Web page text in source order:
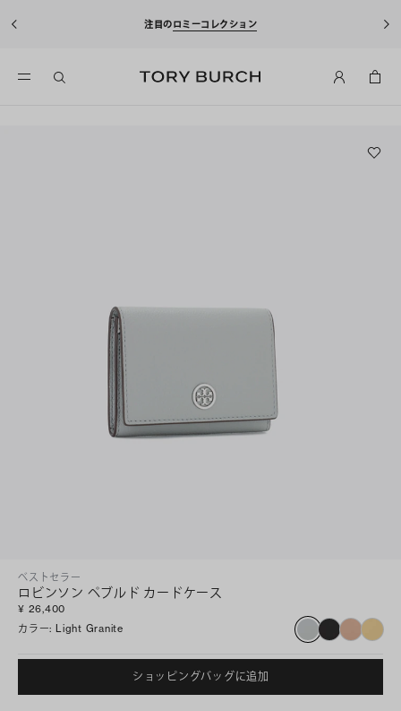
ロミーコレクション
ベストセラー
ロビンソン ペブルド カードケース
¥ 26,400
カラー: Light Granite
ショッピングバッグに追加